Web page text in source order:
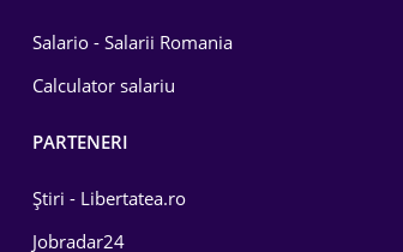
Salario - Salarii Romania
Calculator salariu
PARTENERI
Știri - Libertatea.ro
Jobradar24